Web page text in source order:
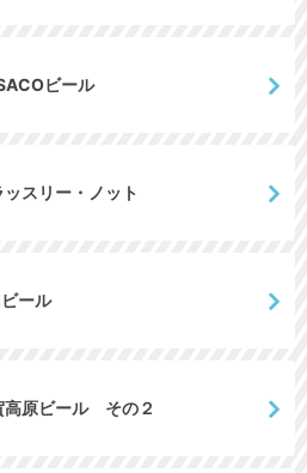
ビール
スリー・ノット
ール
原ビール その２